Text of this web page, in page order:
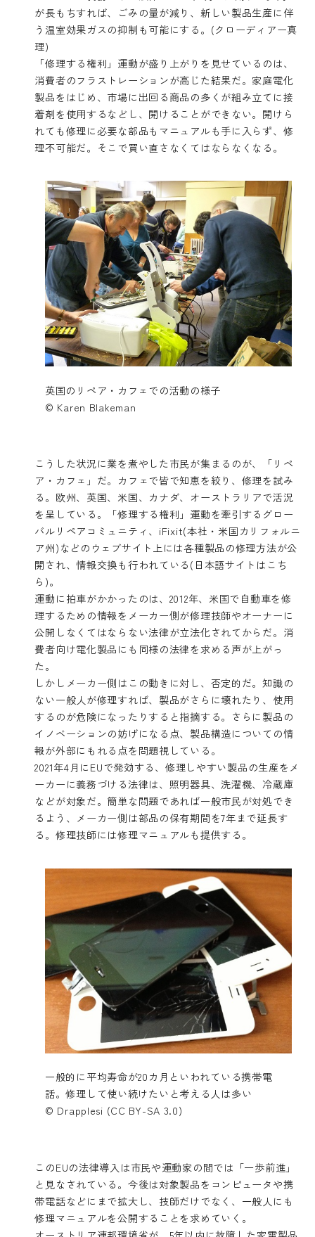
が長もちすれば、ごみの量が減り、新しい製品生産に伴
う温室効果ガスの抑制も可能にする。(クローディアー真
理)
「修理する権利」運動が盛り上がりを見せているのは、
消費者のフラストレーションが高じた結果だ。家庭電化
製品をはじめ、市場に出回る商品の多くが組み立てに接
着剤を使用するなどし、開けることができない。開けら
れても修理に必要な部品もマニュアルも手に入らず、修
理不可能だ。そこで買い直さなくてはならなくなる。
英国のリペア・カフェでの活動の様子
© Karen Blakeman
こうした状況に業を煮やした市民が集まるのが、「リペ
ア・カフェ」だ。カフェで皆で知恵を絞り、修理を試み
る。欧州、英国、米国、カナダ、オーストラリアで活況
を呈している。「修理する権利」運動を牽引するグロー
バルリペアコミュニティ、 iFixit(本社・米国カリフォルニ
ア州)などのウェブサイト上には各種製品の修理方法が公
開され、情報交換も行われている(日本語サイトは こち
ら )。
運動に拍車がかかったのは、2012年、米国で自動車を修
理するための情報をメーカー側が修理技師やオーナーに
公開しなくてはならない法律が立法化されてからだ。消
費者向け電化製品にも同様の法律を求める声が上がっ
た。
しかしメーカー側はこの動きに対し、否定的だ。知識の
ない一般人が修理すれば、製品がさらに壊れたり、使用
するのが危険になったりすると指摘する。さらに製品の
イノベーションの妨げになる点、製品構造についての情
報が外部にもれる点を問題視している。
2021年4月にEUで発効する、修理しやすい製品の生産をメ
ーカーに義務づける法律は、照明器具、洗濯機、冷蔵庫
などが対象だ。簡単な問題であれば一般市民が対処でき
るよう、メーカー側は部品の保有期間を7年まで延長す
る。修理技師には修理マニュアルも提供する。
一般的に平均寿命が20カ月といわれている携帯電
話。修理して使い続けたいと考える人は多い
© Drapplesi (CC BY-SA 3.0)
このEUの法律導入は市民や運動家の間では「一歩前進」
と見なされている。今後は対象製品をコンピュータや携
帯電話などにまで拡大し、技師だけでなく、一般人にも
修理マニュアルを公開することを求めていく。